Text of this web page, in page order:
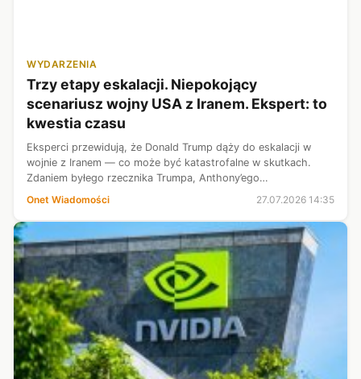
WYDARZENIA
Trzy etapy eskalacji. Niepokojący
scenariusz wojny USA z Iranem. Ekspert: to
kwestia czasu
Eksperci przewidują, że Donald Trump dąży do eskalacji w
wojnie z Iranem — co może być katastrofalne w skutkach.
Zdaniem byłego rzecznika Trumpa, Anthony’ego
Scaramucciego, prezydent USA zdecyduje się m.in. na
Onet Wiadomości 27.07.2026 14:35